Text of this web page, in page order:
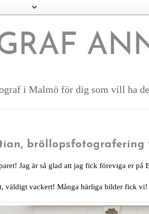
i Malmö för dig som vill ha
Jag är så glad att jag fick föreviga er på
väldigt vackert! Många härliga bilder fick vi!